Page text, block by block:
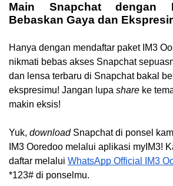
Main Snapchat dengan
Bebaskan Gaya dan
Hanya dengan mendaftar paket IM3
nikmati bebas akses Snapchat
dan lensa terbaru di Snapchat bakal
ekspresimu! Jangan lupa share ke
makin eksis!
Yuk, download Snapchat di ponsel
IM3 Ooredoo melalui aplikasi myIM3!
daftar melalui WhatsApp Official IM3
*123# di ponselmu.